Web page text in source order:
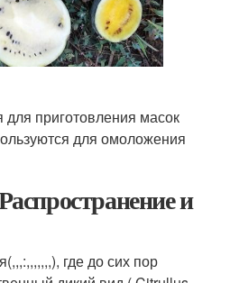
для приготовления масок
для омоложения
и
где до сих пор